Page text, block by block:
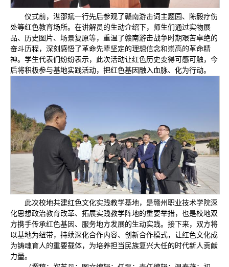
仪式前，湛邵斌一行先后参观了赣南游击词主题园、陈毅疗伤
处等红色教育场所。在讲解员的生动介绍下，师生们通过实物展
品、历史图片、场景复原等，重温了赣南游击战争时期艰苦卓绝的
奋斗历程，深刻感悟了革命先辈坚定的理想信念和崇高的革命精
神。学生代表们纷纷表示，此次活动让红色历史变得可感可触，今
后将积极参与基地实践活动，把红色基因融入血脉、化为行动。
此次校地共建红色文化实践教学基地，是赣州职业技术学院深
化思想政治教育改革、拓展实践教学阵地的重要举措，也是校地双
方携手传承红色基因、服务地方发展的生动实践。接下来，双方将
以基地为纽带，持续深化合作内容、创新合作模式，让红色文化成
为铸魂育人的重要载体，为培养担当民族复兴大任的时代新人贡献
力量。